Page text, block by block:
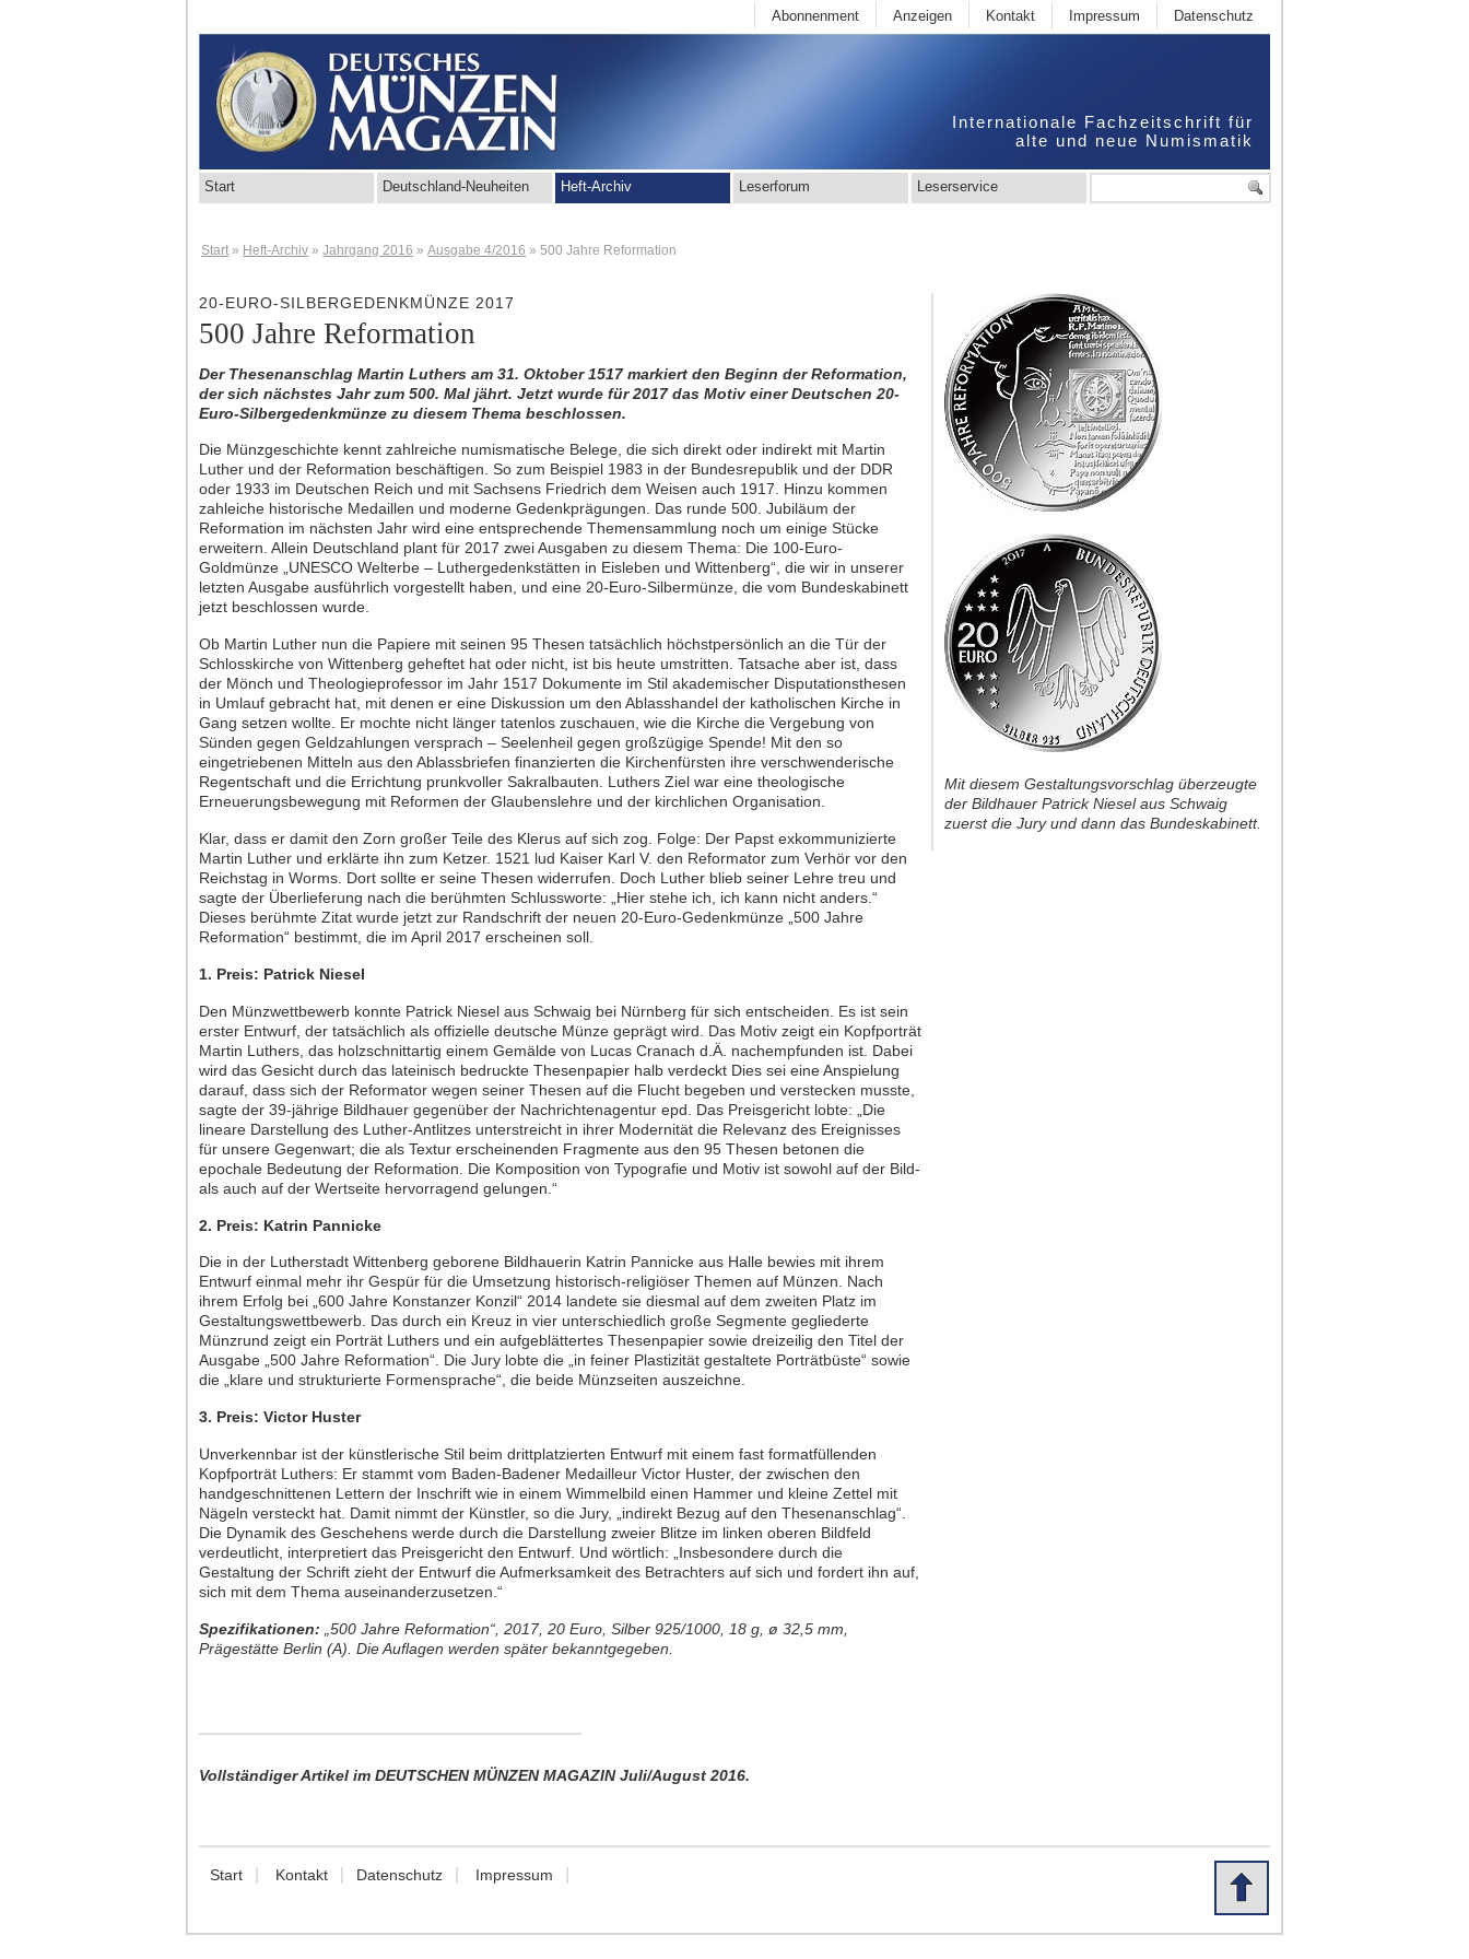
Datenschutz
Impressum
Kontakt
Anzeigen
Abonnenment
Internationale Fachzeitschrift für
alte und neue Numismatik
Start Deutschland-Neuheiten Heft-Archiv Leserforum Leserservice
Start » Heft-Archiv »Jahrgang 2016 »Ausgabe 4/2016 »500 Jahre Reformation
20-EURO-SILBERGEDENKMÜNZE 2017
500 Jahre Reformation
Der Thesenanschlag Martin Luthers am 31. Oktober 1517 markiert den Beginn der Reformation,
der sich nächstes Jahr zum 500. Mal jährt. Jetzt wurde für 2017 das Motiv einer Deutschen 20-
Euro-Silbergedenkmünze zu diesem Thema beschlossen.
Die Münzgeschichte kennt zahlreiche numismatische Belege, die sich direkt oder indirekt mit Martin
Luther und der Reformation beschäftigen. So zum Beispiel 1983 in der Bundesrepublik und der DDR
oder 1933 im Deutschen Reich und mit Sachsens Friedrich dem Weisen auch 1917. Hinzu kommen
zahleiche historische Medaillen und moderne Gedenkprägungen. Das runde 500. Jubiläum der
Reformation im nächsten Jahr wird eine entsprechende Themensammlung noch um einige Stücke
erweitern. Allein Deutschland plant für 2017 zwei Ausgaben zu diesem Thema: Die 100-Euro-
Goldmünze „UNESCO Welterbe – Luthergedenkstätten in Eisleben und Wittenberg“, die wir in unserer
letzten Ausgabe ausführlich vorgestellt haben, und eine 20-Euro-Silbermünze, die vom Bundeskabinett
jetzt beschlossen wurde.
Ob Martin Luther nun die Papiere mit seinen 95 Thesen tatsächlich höchstpersönlich an die Tür der
Schlosskirche von Wittenberg geheftet hat oder nicht, ist bis heute umstritten. Tatsache aber ist, dass
der Mönch und Theologieprofessor im Jahr 1517 Dokumente im Stil akademischer Disputationsthesen
in Umlauf gebracht hat, mit denen er eine Diskussion um den Ablasshandel der katholischen Kirche in
Gang setzen wollte. Er mochte nicht länger tatenlos zuschauen, wie die Kirche die Vergebung von
Sünden gegen Geldzahlungen versprach – Seelenheil gegen großzügige Spende! Mit den so
eingetriebenen Mitteln aus den Ablassbriefen finanzierten die Kirchenfürsten ihre verschwenderische
Regentschaft und die Errichtung prunkvoller Sakralbauten. Luthers Ziel war eine theologische
Erneuerungsbewegung mit Reformen der Glaubenslehre und der kirchlichen Organisation.
Klar, dass er damit den Zorn großer Teile des Klerus auf sich zog. Folge: Der Papst exkommunizierte
Martin Luther und erklärte ihn zum Ketzer. 1521 lud Kaiser Karl V. den Reformator zum Verhör vor den
Reichstag in Worms. Dort sollte er seine Thesen widerrufen. Doch Luther blieb seiner Lehre treu und
sagte der Überlieferung nach die berühmten Schlussworte: „Hier stehe ich, ich kann nicht anders.“
Dieses berühmte Zitat wurde jetzt zur Randschrift der neuen 20-Euro-Gedenkmünze „500 Jahre
Reformation“ bestimmt, die im April 2017 erscheinen soll.
1. Preis: Patrick Niesel
Den Münzwettbewerb konnte Patrick Niesel aus Schwaig bei Nürnberg für sich entscheiden. Es ist sein
erster Entwurf, der tatsächlich als offizielle deutsche Münze geprägt wird. Das Motiv zeigt ein Kopfporträt
Martin Luthers, das holzschnittartig einem Gemälde von Lucas Cranach d.Ä. nachempfunden ist. Dabei
wird das Gesicht durch das lateinisch bedruckte Thesenpapier halb verdeckt Dies sei eine Anspielung
darauf, dass sich der Reformator wegen seiner Thesen auf die Flucht begeben und verstecken musste,
sagte der 39-jährige Bildhauer gegenüber der Nachrichtenagentur epd. Das Preisgericht lobte: „Die
lineare Darstellung des Luther-Antlitzes unterstreicht in ihrer Modernität die Relevanz des Ereignisses
für unsere Gegenwart; die als Textur erscheinenden Fragmente aus den 95 Thesen betonen die
epochale Bedeutung der Reformation. Die Komposition von Typografie und Motiv ist sowohl auf der Bild-
als auch auf der Wertseite hervorragend gelungen.“
2. Preis: Katrin Pannicke
Die in der Lutherstadt Wittenberg geborene Bildhauerin Katrin Pannicke aus Halle bewies mit ihrem
Entwurf einmal mehr ihr Gespür für die Umsetzung historisch-religiöser Themen auf Münzen. Nach
ihrem Erfolg bei „600 Jahre Konstanzer Konzil“ 2014 landete sie diesmal auf dem zweiten Platz im
Gestaltungswettbewerb. Das durch ein Kreuz in vier unterschiedlich große Segmente gegliederte
Münzrund zeigt ein Porträt Luthers und ein aufgeblättertes Thesenpapier sowie dreizeilig den Titel der
Ausgabe „500 Jahre Reformation“. Die Jury lobte die „in feiner Plastizität gestaltete Porträtbüste“ sowie
die „klare und strukturierte Formensprache“, die beide Münzseiten auszeichne.
3. Preis: Victor Huster
Unverkennbar ist der künstlerische Stil beim drittplatzierten Entwurf mit einem fast formatfüllenden
Kopfporträt Luthers: Er stammt vom Baden-Badener Medailleur Victor Huster, der zwischen den
handgeschnittenen Lettern der Inschrift wie in einem Wimmelbild einen Hammer und kleine Zettel mit
Nägeln versteckt hat. Damit nimmt der Künstler, so die Jury, „indirekt Bezug auf den Thesenanschlag“.
Die Dynamik des Geschehens werde durch die Darstellung zweier Blitze im linken oberen Bildfeld
verdeutlicht, interpretiert das Preisgericht den Entwurf. Und wörtlich: „Insbesondere durch die
Gestaltung der Schrift zieht der Entwurf die Aufmerksamkeit des Betrachters auf sich und fordert ihn auf,
sich mit dem Thema auseinanderzusetzen.“
Spezifikationen: „500 Jahre Reformation“, 2017, 20 Euro, Silber 925/1000, 18 g, ø 32,5 mm,
Prägestätte Berlin (A). Die Auflagen werden später bekanntgegeben.
Vollständiger Artikel im DEUTSCHEN MÜNZEN MAGAZIN Juli/August 2016.
Mit diesem Gestaltungsvorschlag überzeugte
der Bildhauer Patrick Niesel aus Schwaig
zuerst die Jury und dann das Bundeskabinett.
Start Kontakt Datenschutz Impressum